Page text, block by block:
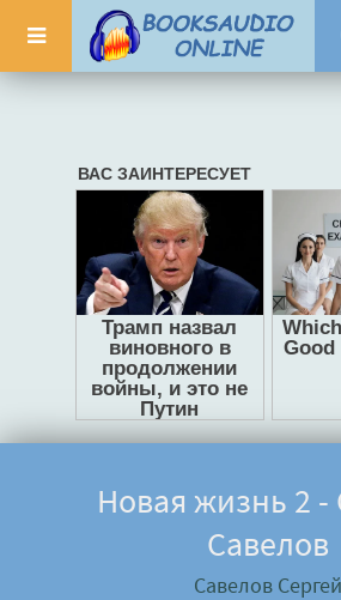
Новая жизнь 2 -
Савелов
Савелов Сергей